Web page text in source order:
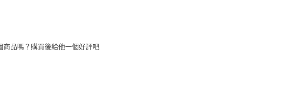
商品嗎？購買後給他一個好評吧